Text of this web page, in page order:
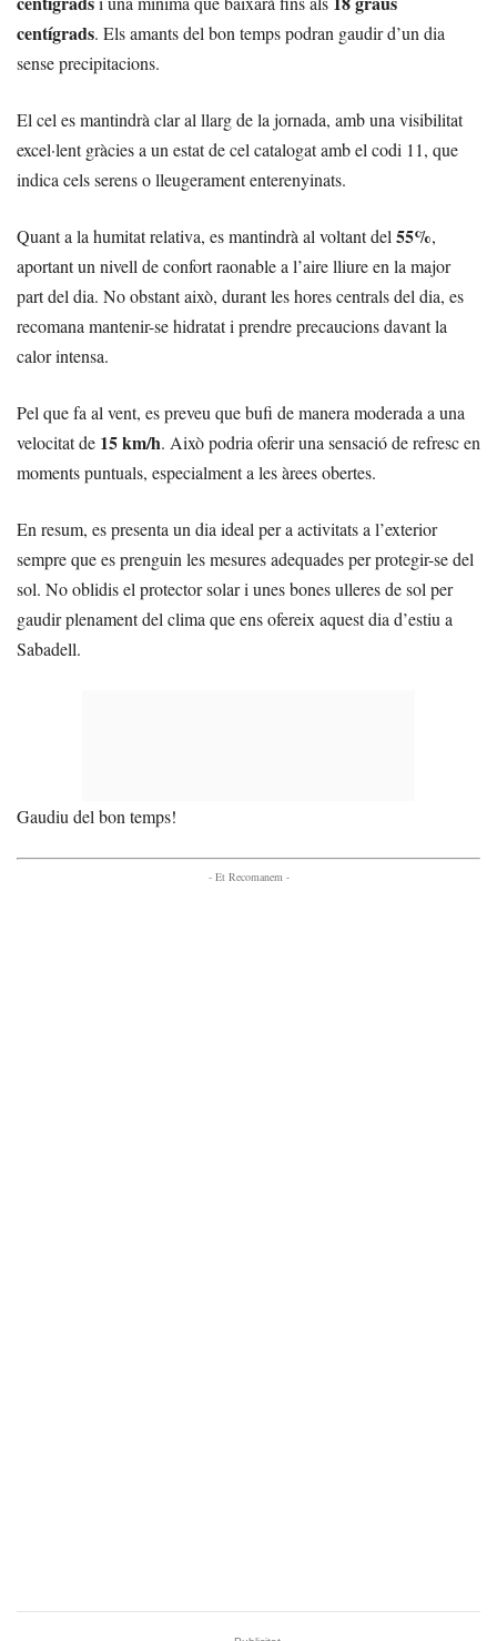
centígrads. Els amants del bon temps podran gaudir d’un dia
sense precipitacions.
El cel es mantindrà clar al llarg de la jornada, amb una visibilitat
excel·lent gràcies a un estat de cel catalogat amb el codi 11, que
indica cels serens o lleugerament enterenyinats.
Quant a la humitat relativa, es mantindrà al voltant del55%,
aportant un nivell de confort raonable a l’aire lliure en la major
part del dia. No obstant això, durant les hores centrals del dia, es
recomana mantenir-se hidratat i prendre precaucions davant la
calor intensa.
Pel que fa al vent, es preveu que bufi de manera moderada a una
velocitat de 15 km/h. Això podria oferir una sensació de refresc en
moments puntuals, especialment a les àrees obertes.
En resum, es presenta un dia ideal per a activitats a l’exterior
sempre que es prenguin les mesures adequades per protegir-se del
sol. No oblidis el protector solar i unes bones ulleres de sol per
gaudir plenament del clima que ens ofereix aquest dia d’estiu a
Sabadell.
Gaudiu del bon temps!
- Et Recomanem -